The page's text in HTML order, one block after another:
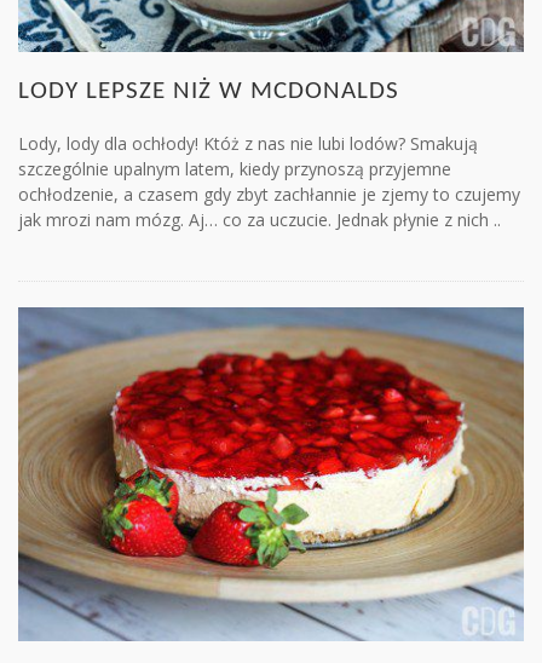
LODY LEPSZE NIŻ W MCDONALDS
Lody, lody dla ochłody! Któż z nas nie lubi lodów? Smakują
szczególnie upalnym latem, kiedy przynoszą przyjemne
ochłodzenie, a czasem gdy zbyt zachłannie je zjemy to czujemy
jak mrozi nam mózg. Aj… co za uczucie. Jednak płynie z nich ..